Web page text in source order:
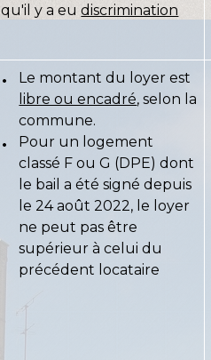
qu'il y a eudiscrimination
Le montant du loyer est
libre ou encadré, selon la
commune.
Pour un logement
classé F ou G (DPE) dont
le bail a été signé depuis
le 24 août 2022, le loyer
ne peut pas être
supérieur à celui du
précédent locataire